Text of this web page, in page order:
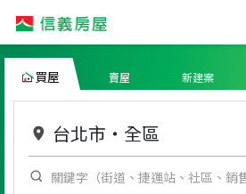
買屋 賣屋 新建案
台北市 ・ 全區